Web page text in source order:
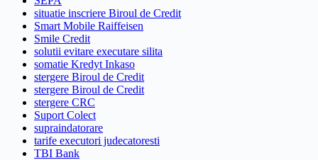
situatie inscriere Biroul de Credit
Smart Mobile Raiffeisen
Smile Credit
solutii evitare executare silita
somatie Kredyt Inkaso
stergere Biroul de Credit
stergere Biroul de Credit
stergere CRC
Suport Colect
supraindatorare
tarife executori judecatoresti
TBI Bank